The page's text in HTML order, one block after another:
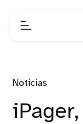
Noticias